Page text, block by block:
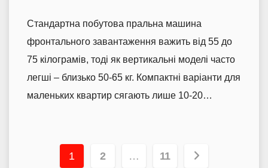
Стандартна побутова пральна машина
фронтального завантаження важить від 55 до
75 кілограмів, тоді як вертикальні моделі часто
легші – близько 50-65 кг. Компактні варіанти для
маленьких квартир сягають лише 10-20…
Пагінація
1 2 … 11